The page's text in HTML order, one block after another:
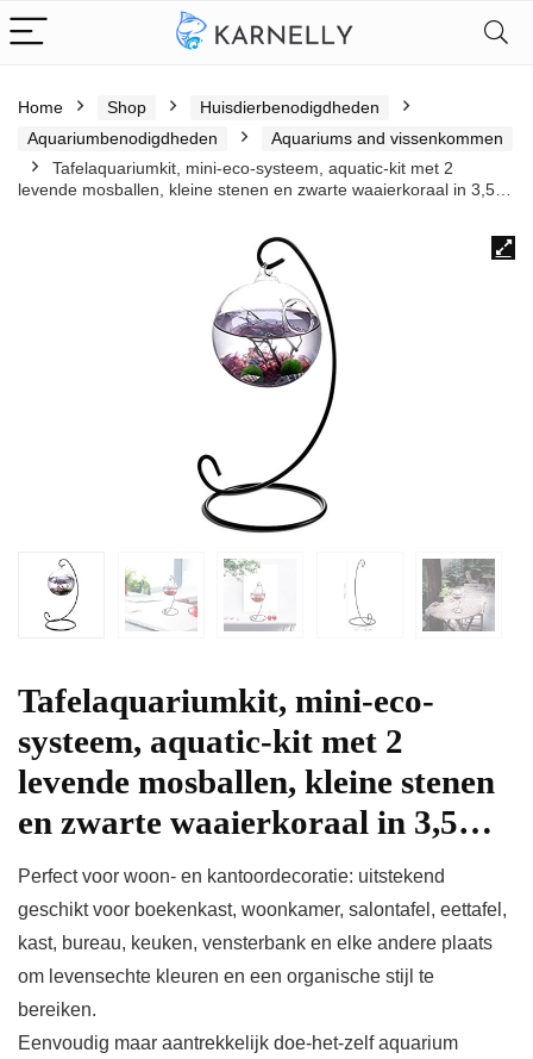
Home Shop
Huisdierbenodigdheden
Aquariumbenodigdheden
Aquariums and vissenkommen
Tafelaquariumkit, mini-eco-systeem, aquatic-kit met 2
levende mosballen, kleine stenen en zwarte waaierkoraal in 3,5…
Tafelaquariumkit, mini-eco-
systeem, aquatic-kit met 2
levende mosballen, kleine stenen
en zwarte waaierkoraal in 3,5…
Perfect voor woon- en kantoordecoratie: uitstekend
geschikt voor boekenkast, woonkamer, salontafel, eettafel,
kast, bureau, keuken, vensterbank en elke andere plaats
om levensechte kleuren en een organische stijl te
bereiken.
Eenvoudig maar aantrekkelijk doe-het-zelf aquarium